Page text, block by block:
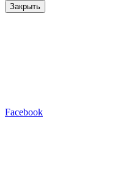
Закрыть
Facebook